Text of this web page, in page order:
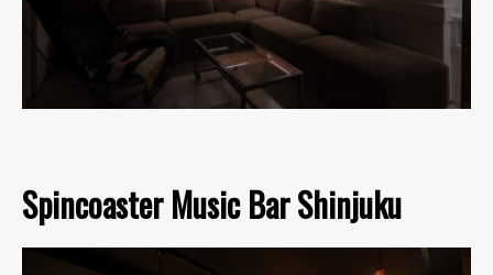
Spincoaster Music Bar Shinjuku